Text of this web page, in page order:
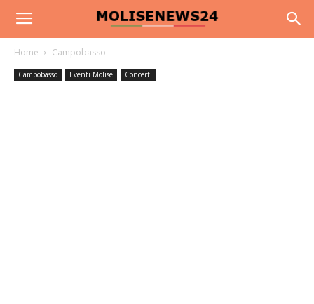
Home Campobasso
Campobasso Eventi Molise Concerti